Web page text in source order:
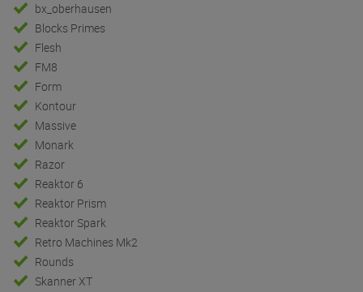
bx_oberhausen
Blocks Primes
Flesh
FM8
Form
Kontour
Massive
Monark
Razor
Reaktor 6
Reaktor Prism
Reaktor Spark
Retro Machines Mk2
Rounds
Skanner XT